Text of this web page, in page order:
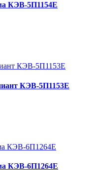
КЭВ-5П1154E
КЭВ-5П1153E
КЭВ-6П1264E